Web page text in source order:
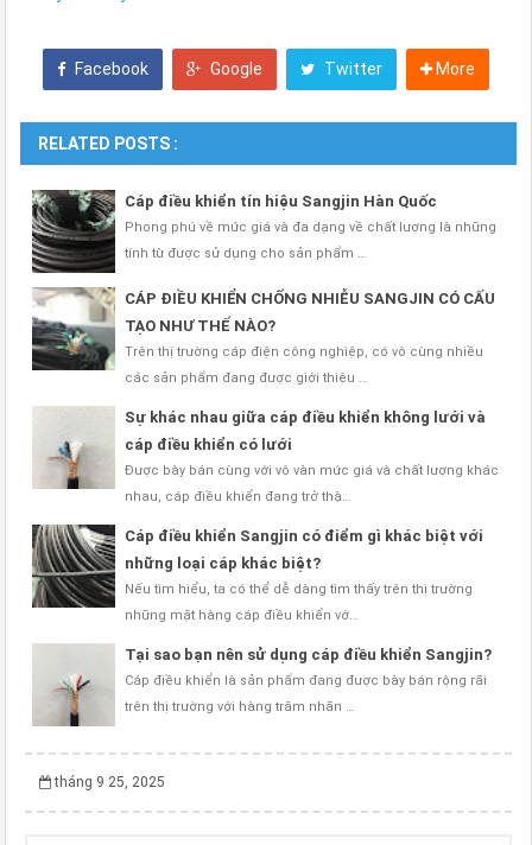
Facebook Google Twitter More
RELATED POSTS :
Cáp điều khiển tín hiệu Sangjin Hàn Quốc
Phong phú về mức giá và đa dạng về chất lượng là những
tính từ được sử dụng cho sản phẩm …
CÁP ĐIỀU KHIỂN CHỐNG NHIỄU SANGJIN CÓ CẤU
TẠO NHƯ THẾ NÀO?
Trên thị trường cáp điện công nghiệp, có vô cùng nhiều
các sản phẩm đang được giới thiệu …
Sự khác nhau giữa cáp điều khiển không lưới và
cáp điều khiển có lưới
Được bày bán cùng với vô vàn mức giá và chất lượng khác
nhau, cáp điều khiển đang trở thà…
Cáp điều khiển Sangjin có điểm gì khác biệt với
những loại cáp khác biệt?
Nếu tìm hiểu, ta có thể dễ dàng tìm thấy trên thị trường
những mặt hàng cáp điều khiển vớ…
Tại sao bạn nên sử dụng cáp điều khiển Sangjin?
Cáp điều khiển là sản phẩm đang được bày bán rộng rãi
trên thị trường với hàng trăm nhãn …
tháng 9 25, 2025